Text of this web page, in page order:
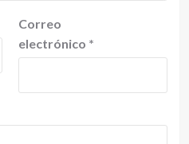
Correo
electrónico *